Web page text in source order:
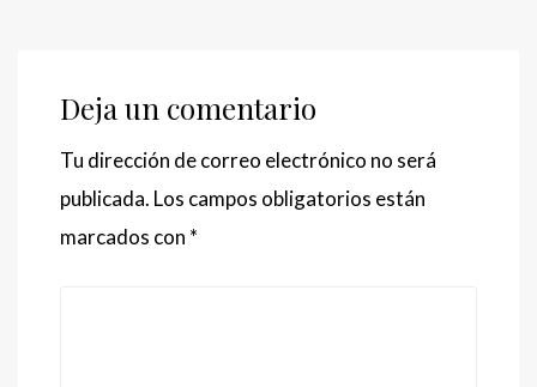
Deja un comentario
Tu dirección de correo electrónico no será
publicada. Los campos obligatorios están
marcados con *